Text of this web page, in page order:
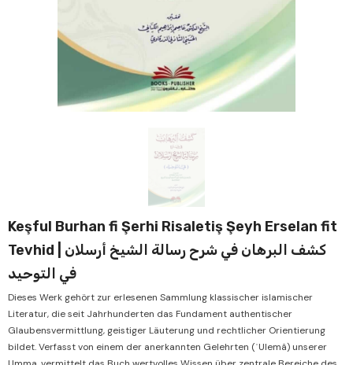
Keşful Burhan fi Şerhi Risaletiş Şeyh Erselan fit
Tevhid | كشف البرهان في شرح رسالة الشيخ أرسلان
في التوحيد
Dieses Werk gehört zur erlesenen Sammlung klassischer islamischer
Literatur, die seit Jahrhunderten das Fundament authentischer
Glaubensvermittlung, geistiger Läuterung und rechtlicher Orientierung
bildet. Verfasst von einem der anerkannten Gelehrten (ʿUlemâ) unserer